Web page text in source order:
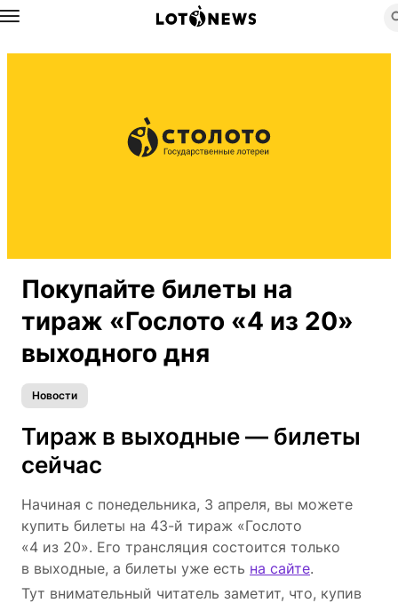
Назад
Покупайте билеты на
тираж «Гослото «4 из 20»
выходного дня
Новости
Тираж в выходные — билеты
сейчас
Начиная с понедельника, 3 апреля, вы можете
купить билеты на 43-й тираж «Гослото
«4 из 20». Его трансляция состоится только
в выходные, а билеты уже есть на сайте.
Тут внимательный читатель заметит, что, купив